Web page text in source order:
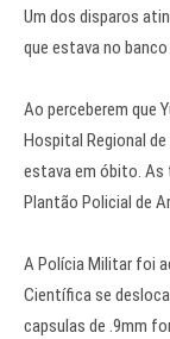
Um dos disparos
que estava no
Ao perceberem que
Hospital Regional
estava em óbito. As
Plantão Policial de
A Polícia Militar foi
Científica se
capsulas de .9mm